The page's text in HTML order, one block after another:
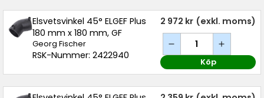
Elsvetsvinkel 45° ELGEF Plus
180 mm x 180 mm, GF
Georg Fischer
RSK-Nummer: 2422940
2 972 kr (exkl. moms)
Köp